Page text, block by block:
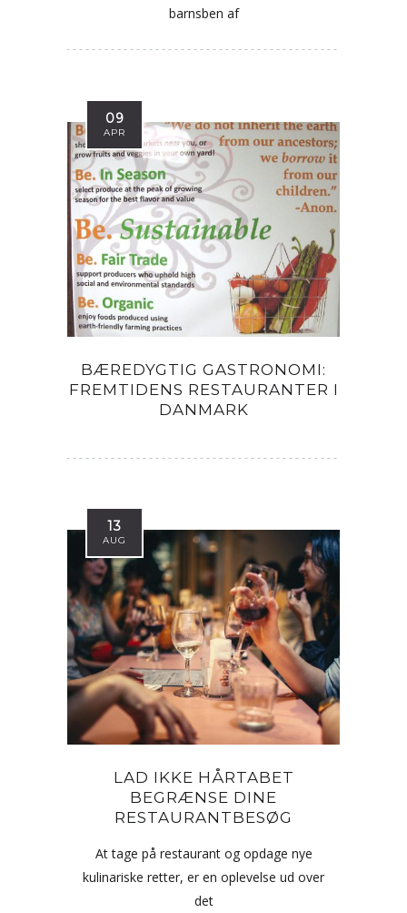
barnsben af
09
APR
BÆREDYGTIG GASTRONOMI:
FREMTIDENS RESTAURANTER I
DANMARK
13
AUG
LAD IKKE HÅRTABET
BEGRÆNSE DINE
RESTAURANTBESØG
At tage på restaurant og opdage nye
kulinariske retter, er en oplevelse ud over
det